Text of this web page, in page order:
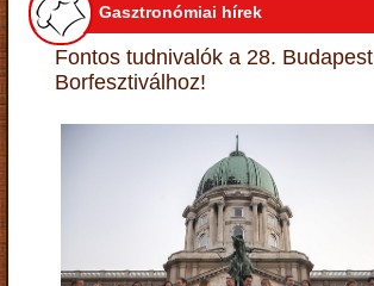
Gasztronómiai hírek
Fontos tudnivalók a 28. Budapest
Borfesztiválhoz!